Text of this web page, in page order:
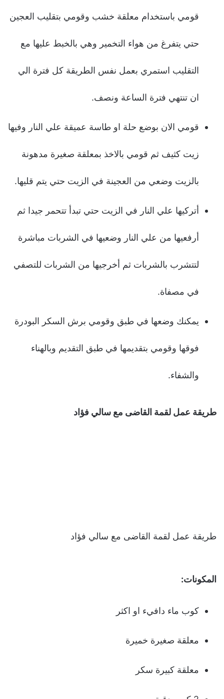
قومي باستخدام معلقة خشب وقومي بتقليب العجين
حتي يتفرغ من هواء التخمير وهي بالخبط عليها مع
التقليب استمري بعمل نفس الطريقة كل فترة الي
ان تنتهي فترة الساعة ونصف.
قومي الان بوضع حلة او طاسة عميقة علي النار وفيها
زيت كثيف ثم قومي بالاخذ بمعلقة صغيرة مدهونة
بالزيت وضعي من العجينة في الزيت حتي يتم قليها.
أتركيها علي النار في الزيت حتي تبدأ تتحمر جيدا ثم
أرفعيها من علي النار وضعيها في الشربات مباشرة
لتتشرب بالشربات ثم أخرجيها من الشربات للتصفي
في مصفاة.
يمكنك وضعها في طبق وقومي برش السكر البودرة
فوقها وقومي بتقديمها في طبق التقديم وبالهناء
والشفاء.
طريقة عمل لقمة القاضى مع سالي فؤاد
طريقة عمل لقمة القاضى مع سالي فؤاد
المكونات:
كوب ماء دافيء او اكثر
معلقة صغيرة خميرة
معلقة كبيرة سكر